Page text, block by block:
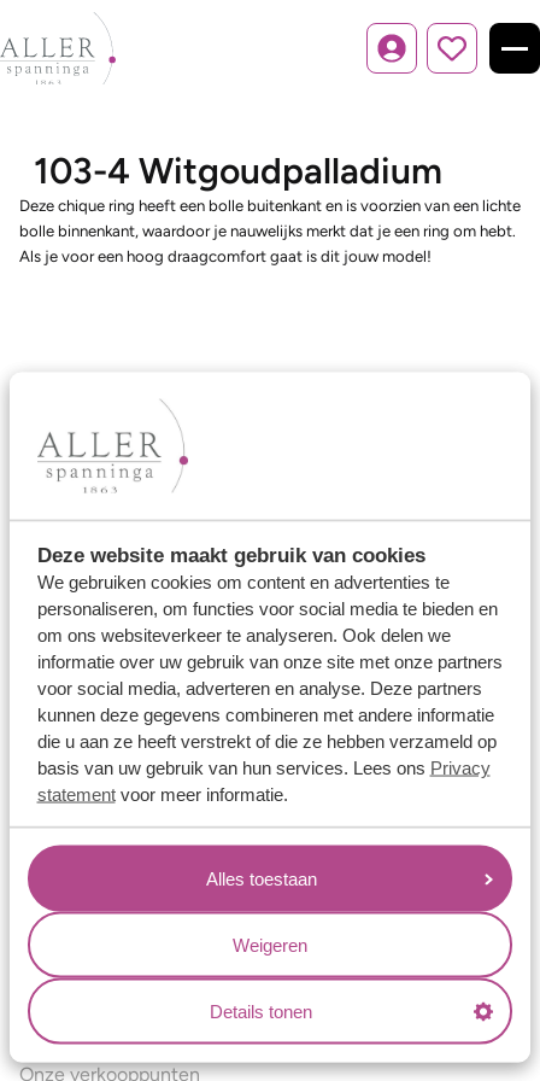
Deze website maakt gebruik van cookies
We gebruiken cookies om content en advertenties te
personaliseren, om functies voor social media te bieden en
om ons websiteverkeer te analyseren. Ook delen we
informatie over uw gebruik van onze site met onze partners
voor social media, adverteren en analyse. Deze partners
kunnen deze gegevens combineren met andere informatie
die u aan ze heeft verstrekt of die ze hebben verzameld op
basis van uw gebruik van hun services. Lees ons Privacy
statementvoor meer informatie.
Alles toestaan
Weigeren
Details tonen
Inloggen
103-4 Witgoudpalladium
Deze chique ring heeft een bolle buitenkant en is voorzien van een lichte
bolle binnenkant, waardoor je nauwelijks merkt dat je een ring om hebt.
Als je voor een hoog draagcomfort gaat is dit jouw model!
Ons aanbod
Trouwringen
Verlovingsringen
Vriendschapsringen
Over ons
Aller Spanninga
Historie
Certificaten
Blogs
Jouw voordelen
Conflictvrije Materialen
Oneindig veel mogelijkheden
Kwaliteit
Juweliers & Contact
Onze verkooppunten